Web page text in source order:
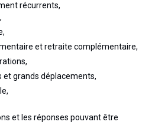
récurrents,
et retraite complémentaire,
grands déplacements,
et les réponses pouvant être